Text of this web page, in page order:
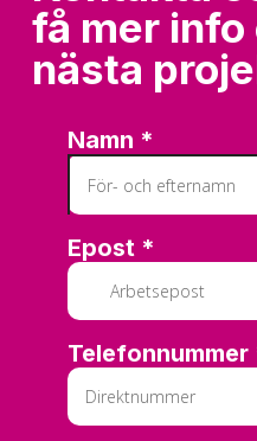
få mer info
nästa